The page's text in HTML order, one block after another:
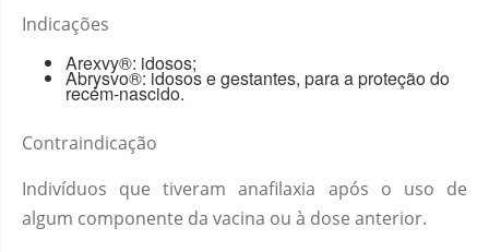
Indicações
Arexvy®: idosos;
Abrysvo®: idosos e gestantes, para a proteção do
recém-nascido.
Contraindicação
Indivíduos que tiveram anafilaxia após o uso de
algum componente da vacina ou à dose anterior.